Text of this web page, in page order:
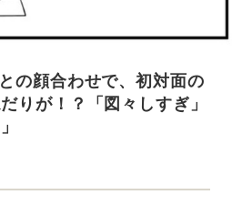
の顔合わせで、初対面の
りが！？「図々しすぎ」